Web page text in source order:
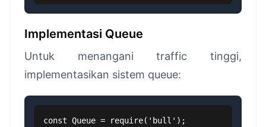
Implementasi Queue
Untuk menangani traffic tinggi,
implementasikan sistem queue:
const Queue = require('bull');